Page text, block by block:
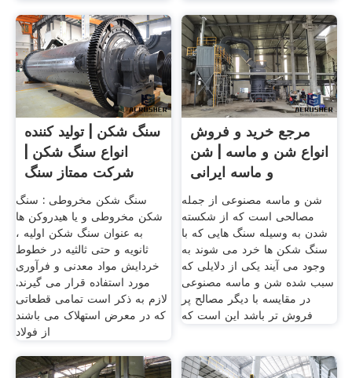
سنگ شکن | تولید کننده
انواع سنگ شکن |
شرکت ممتاز سنگ
شکن
سنگ شکن مخروطی : سنگ
شکن مخروطی و یا هیدروکن ها
به عنوان سنگ شکن اولیه ،
ثانویه و حتی ثالثیه در خطوط
خردایش مواد معدنی و فرآوری
مورد استفاده قرار می گیرند.
لازم به ذکر است تمامی قطعاتی
که در معرض استهلاک می باشند
از فولاد
مرجع خرید و فروش
انواع شن و ماسه | شن
و ماسه ایرانی
شن و ماسه مصنوعی از جمله
مصالحی است که از شکسته
شدن به وسیله سنگ هایی که با
سنگ شکن ها خرد می شوند به
وجود می آیند یکی از دلایلی که
سبب شده شن و ماسه مصنوعی
در مقایسه با دیگر مصالح پر
فروش تر باشد این است که